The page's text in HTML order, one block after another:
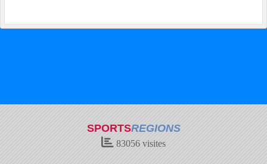
SPORTSREGIONS
83056 visites